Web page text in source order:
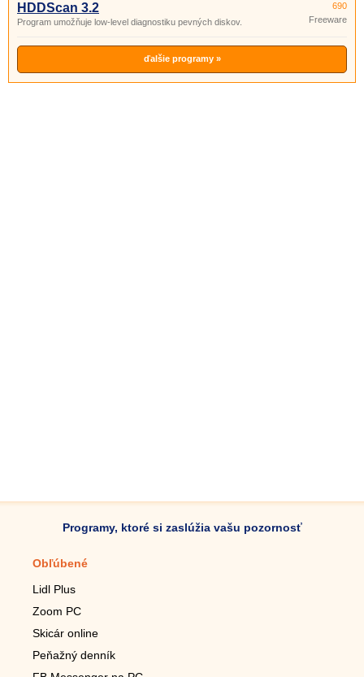
HDDScan 3.2
Program umožňuje low-level diagnostiku pevných diskov.
690
Freeware
ďalšie programy »
Programy, ktoré si zaslúžia vašu pozornosť
Obľúbené
Lidl Plus
Zoom PC
Skicár online
Peňažný denník